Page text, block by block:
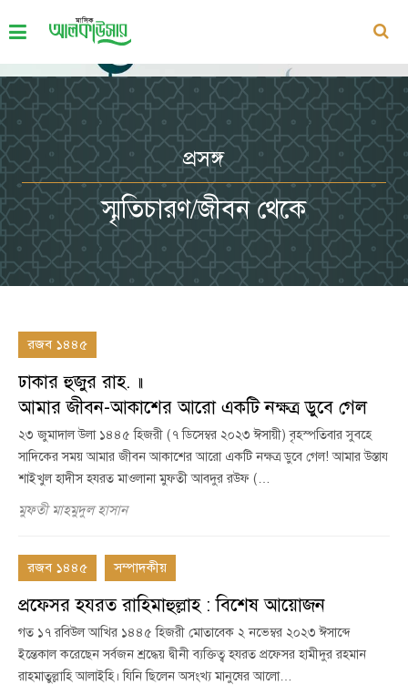
প্রসঙ্গ
স্মৃতিচারণ/জীবন থেকে
রজব ১৪৪৫
ঢাকার হুজুর রাহ. ॥
আমার জীবন-আকাশের আরো একটি নক্ষত্র ডুবে গেল
২৩ জুমাদাল উলা ১৪৪৫ হিজরী (৭ ডিসেম্বর ২০২৩ ঈসায়ী) বৃহস্পতিবার সুবহে
সাদিকের সময় আমার জীবন আকাশের আরো একটি নক্ষত্র ডুবে গেল! আমার উস্তায
শাইখুল হাদীস হযরত মাওলানা মুফতী আবদুর রউফ (…
মুফতী মাহমুদুল হাসান
রজব ১৪৪৫ সম্পাদকীয়
প্রফেসর হযরত রাহিমাহুল্লাহ : বিশেষ আয়োজন
গত ১৭ রবিউল আখির ১৪৪৫ হিজরী মোতাবেক ২ নভেম্বর ২০২৩ ঈসাব্দে
ইন্তেকাল করেছেন সর্বজন শ্রদ্ধেয় দ্বীনী ব্যক্তিত্ব হযরত প্রফেসর হামীদুর রহমান
রাহমাতুল্লাহি আলাইহি। যিনি ছিলেন অসংখ্য মানুষের আলো…